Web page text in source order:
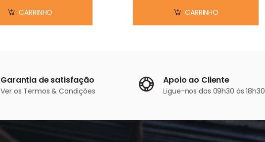
CARRINHO CARRINHO
Garantia de satisfação
Ver os Termos & Condições
Apoio ao Cliente
Ligue-nos das 09h30 às 18h30